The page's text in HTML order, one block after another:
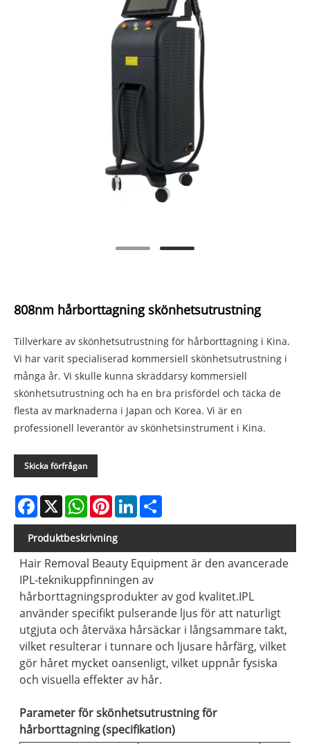
808nm hårborttagning skönhetsutrustning
Tillverkare av skönhetsutrustning för hårborttagning i Kina.
Vi har varit specialiserad kommersiell skönhetsutrustning i
många år. Vi skulle kunna skräddarsy kommersiell
skönhetsutrustning och ha en bra prisfördel och täcka de
flesta av marknaderna i Japan och Korea. Vi är en
professionell leverantör av skönhetsinstrument i Kina.
Skicka förfrågan
Facebook
X WhatsAppPinterestLinkedIn
Produktbeskrivning
Hair Removal Beauty Equipment är den avancerade
IPL-teknikuppfinningen av
hårborttagningsprodukter av god kvalitet.IPL
använder specifikt pulserande ljus för att naturligt
utgjuta och återväxa hårsäckar i långsammare takt,
vilket resulterar i tunnare och ljusare hårfärg, vilket
gör håret mycket oansenligt, vilket uppnår fysiska
och visuella effekter av hår.
Parameter för skönhetsutrustning för
hårborttagning (specifikation)